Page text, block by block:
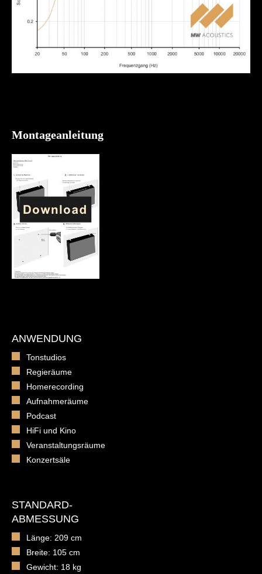
Montageanleitung
ANWENDUNG
Tonstudios
Regieräume
Homerecording
Aufnahmeräume
Podcast
HiFi und Kino
Veranstaltungsräume
Konzertsäle
STANDARD-
ABMESSUNG
Länge: 209 cm
Breite: 105 cm
Gewicht: 18 kg